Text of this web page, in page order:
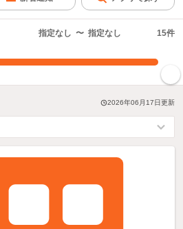
指定なし 〜 指定なし 15件
2026年06月17日更新